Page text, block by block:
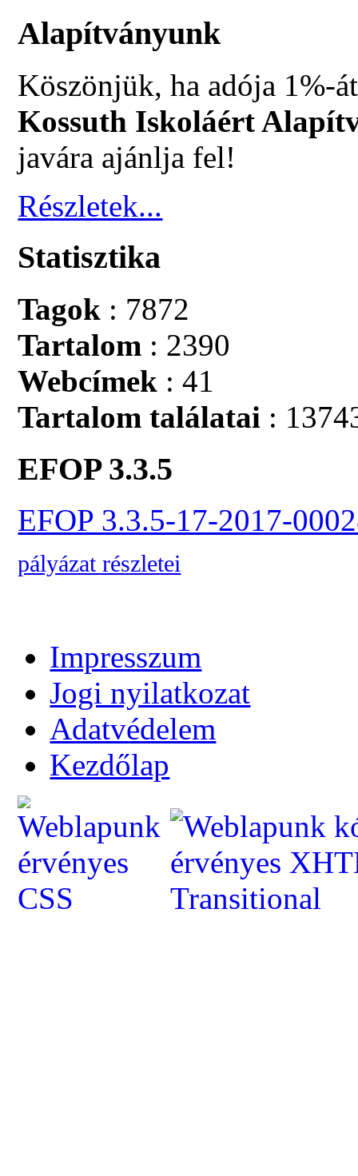
Alapítványunk
Köszönjük, ha adója 1%-
Kossuth Iskoláért
javára ajánlja fel!
Részletek...
Statisztika
Tagok : 7872
Tartalom : 2390
Webcímek : 41
Tartalom találatai :
EFOP 3.3.5
EFOP 3.3.5-17-2017-
pályázat részletei
Impresszum
Jogi nyilatkozat
Adatvédelem
Kezdőlap